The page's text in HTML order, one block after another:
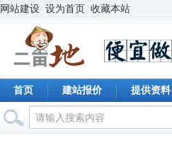
网站建设 设为首页 收藏本站
首页 建站报价 提供资料